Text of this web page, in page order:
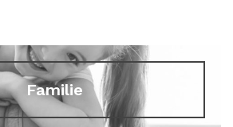
Familie